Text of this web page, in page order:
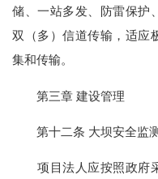
储、一站多发、防雷保护
双（多）信道传输，适应
集和传输。
第三章 建设管理
第十二条 大坝安全监测
项目法人应按照政府采